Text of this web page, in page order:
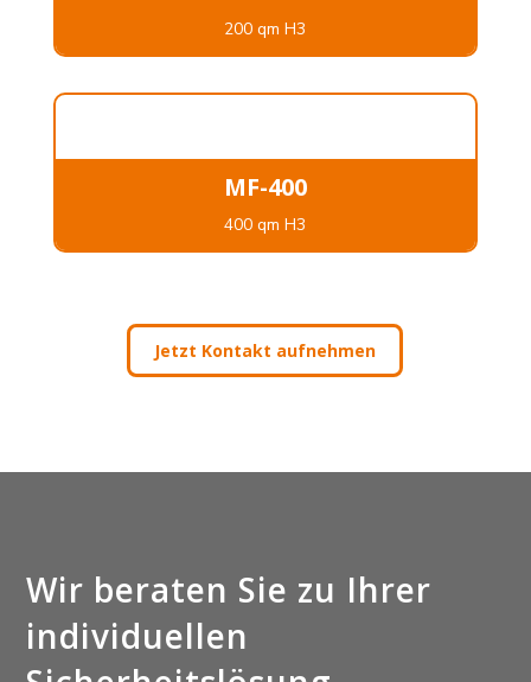
200 qm H3
MF-400
400 qm H3
Jetzt Kontakt aufnehmen
Wir beraten Sie zu Ihrer
individuellen